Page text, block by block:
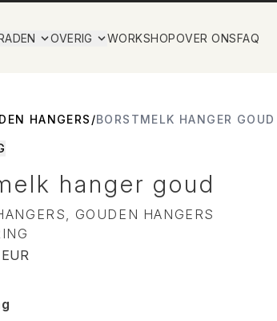
OVERIG WORKSHOPOVER ONSFAQ
HANGERS /BORSTMELK HANGER GOUD
hanger goud
GOUDEN HANGERS
EUR